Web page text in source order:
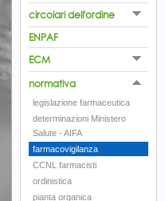
circolari dell'ordine
ENPAF
ECM
normativa
legislazione farmaceutica
determinazioni Ministero
Salute - AIFA
farmacovigilanza
CCNL farmacisti
ordinistica
pianta organica